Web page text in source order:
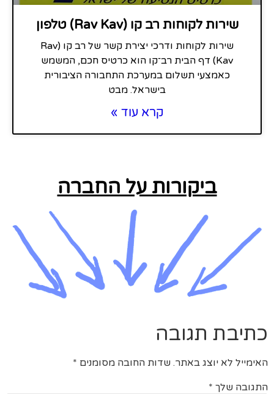
שירות לקוחות רב קו (Rav Kav) טלפון
שירות לקוחות ודרכי יצירת קשר של רב קו (Rav
Kav) דף הבית רב־קו הוא כרטיס חכם, המשמש
כאמצעי תשלום במערכת התחבורה הציבורית
בישראל. מבט
קרא עוד »
ביקורות על החברה
כתיבת תגובה
האימייל לא יוצג באתר. שדות החובה מסומנים *
התגובה שלך *